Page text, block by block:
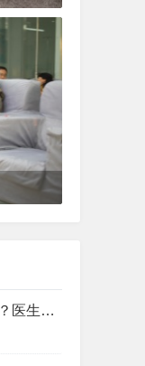
皮肤科
吃什么中药最能养胃？医生推荐了10种——